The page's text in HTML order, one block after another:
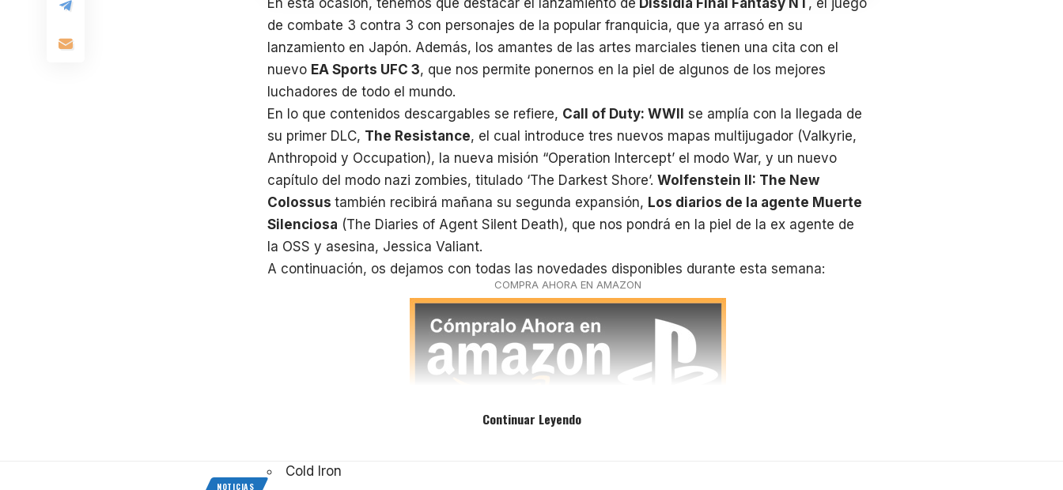
de combate 3 contra 3 con personajes de la popular franquicia, que ya arrasó en su
lanzamiento en Japón. Además, los amantes de las artes marciales tienen una cita con el
nuevo EA Sports UFC 3, que nos permite ponernos en la piel de algunos de los mejores
luchadores de todo el mundo.
En lo que contenidos descargables se refiere, Call of Duty: WWII se amplía con la llegada de
su primer DLC, The Resistance, el cual introduce tres nuevos mapas multijugador (Valkyrie,
Anthropoid y Occupation), la nueva misión “Operation Intercept’ el modo War, y un nuevo
capítulo del modo nazi zombies, titulado ‘The Darkest Shore’. Wolfenstein II: The New
Colossus también recibirá mañana su segunda expansión, Los diarios de la agente Muerte
Silenciosa (The Diaries of Agent Silent Death), que nos pondrá en la piel de la ex agente de
la OSS y asesina, Jessica Valiant.
A continuación, os dejamos con todas las novedades disponibles durante esta semana:
COMPRA AHORA EN AMAZON
Cold Iron
Continuar Leyendo
NOTICIAS